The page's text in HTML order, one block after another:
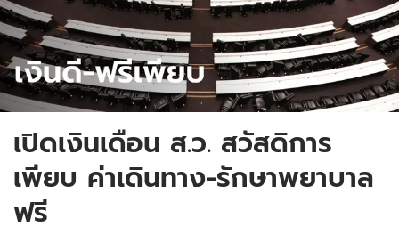
เปิดเงินเดือน ส.ว. สวัสดิการ
เพียบ ค่าเดินทาง-รักษาพยาบาล
ฟรี